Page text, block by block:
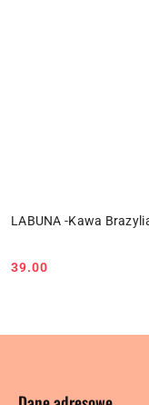
LABUNA -Kawa
Cena:
39.00